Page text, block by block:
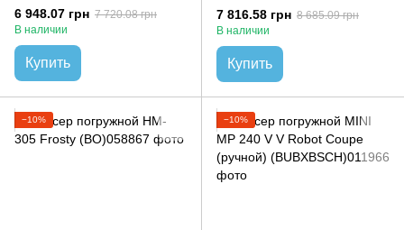
6 948.07 грн 7 720.08 грн
В наличии
Купить
7 816.58 грн 8 685.09 грн
В наличии
Купить
−10% −10%